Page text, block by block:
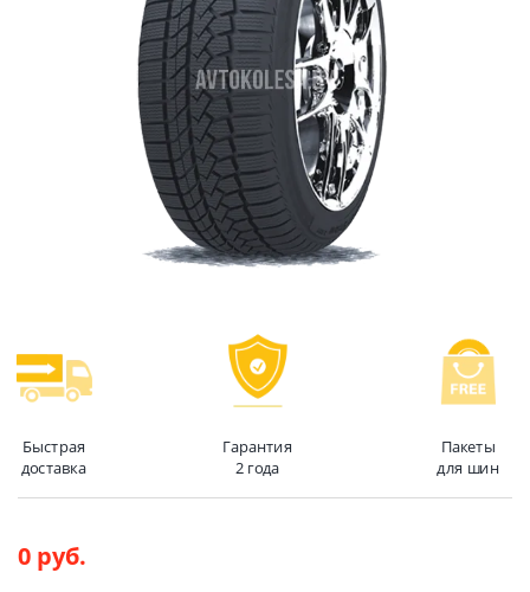
Быстрая
доставка
Гарантия
2 года
Пакеты
для шин
0 руб.